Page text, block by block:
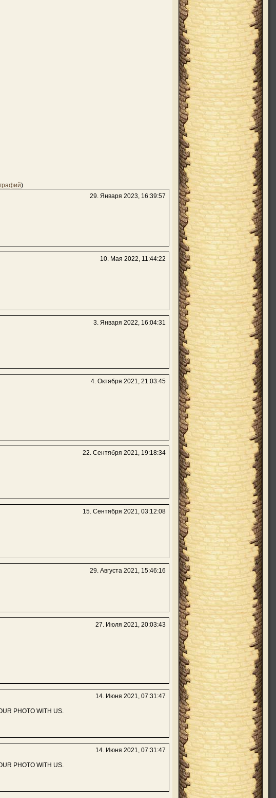
)
29. Января 2023, 16:39:57
10. Мая 2022, 11:44:22
3. Января 2022, 16:04:31
4. Октября 2021, 21:03:45
22. Сентября 2021, 19:18:34
15. Сентября 2021, 03:12:08
29. Августа 2021, 15:46:16
27. Июля 2021, 20:03:43
14. Июня 2021, 07:31:47
PHOTO WITH US.
14. Июня 2021, 07:31:47
PHOTO WITH US.